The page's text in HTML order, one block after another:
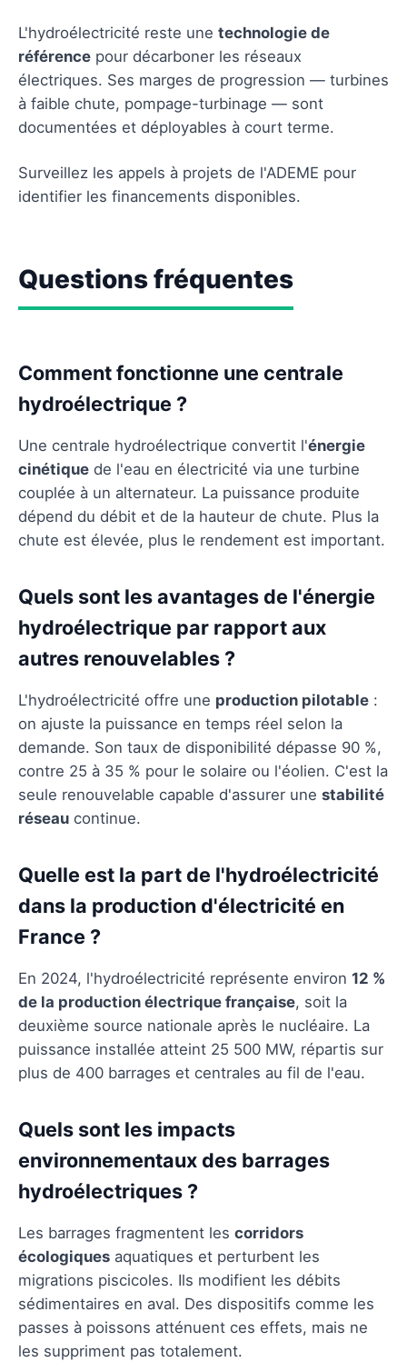
L'hydroélectricité reste une technologie de
référence pour décarboner les réseaux
électriques. Ses marges de progression — turbines
à faible chute, pompage-turbinage — sont
documentées et déployables à court terme.
Surveillez les appels à projets de l'ADEME pour
identifier les financements disponibles.
Questions fréquentes
Comment fonctionne une centrale
hydroélectrique ?
Une centrale hydroélectrique convertit l'énergie
cinétique de l'eau en électricité via une turbine
couplée à un alternateur. La puissance produite
dépend du débit et de la hauteur de chute. Plus la
chute est élevée, plus le rendement est important.
Quels sont les avantages de l'énergie
hydroélectrique par rapport aux
autres renouvelables ?
L'hydroélectricité offre une production pilotable :
on ajuste la puissance en temps réel selon la
demande. Son taux de disponibilité dépasse 90 %,
contre 25 à 35 % pour le solaire ou l'éolien. C'est la
seule renouvelable capable d'assurer une stabilité
réseau continue.
Quelle est la part de l'hydroélectricité
dans la production d'électricité en
France ?
En 2024, l'hydroélectricité représente environ 12 %
de la production électrique française, soit la
deuxième source nationale après le nucléaire. La
puissance installée atteint 25 500 MW, répartis sur
plus de 400 barrages et centrales au fil de l'eau.
Quels sont les impacts
environnementaux des barrages
hydroélectriques ?
Les barrages fragmentent les corridors
écologiques aquatiques et perturbent les
migrations piscicoles. Ils modifient les débits
sédimentaires en aval. Des dispositifs comme les
passes à poissons atténuent ces effets, mais ne
les suppriment pas totalement.